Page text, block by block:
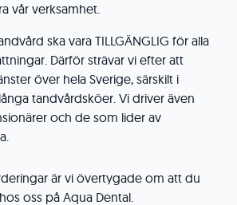
vår verksamhet.
ska vara TILLGÄNGLIG för alla
Därför strävar vi efter att
över hela Sverige, särskilt i
tandvårdsköer. Vi driver även
och de som lider av
är vi övertygade om att du
oss på Aqua Dental.